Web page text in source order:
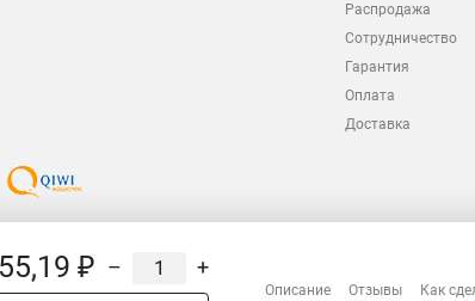
Распродажа
Сотрудничество
Гарантия
Оплата
Доставка
₽ – +
Описание Отзывы Как